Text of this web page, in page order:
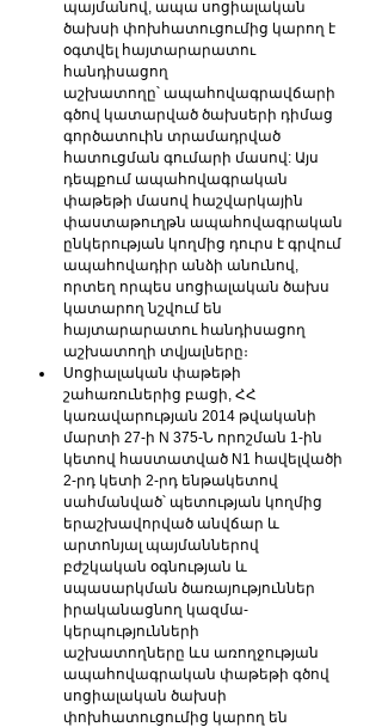
պայմանով, ապա սոցիալական
ծախսի փոխհատուցումից կարող է
օգտվել հայտարարատու
հանդիսացող
աշխատողը՝ ապահովագրավճարի
գծով կատարված ծախսերի դիմաց
գործա­տուին տրամադրված
հատուցման գումարի մասով: Այս
դեպքում ապահո­վագրական
փաթեթի մասով հաշվարկային
փաստաթուղթն ապահովագրական
ընկերութ­յան կողմից դուրս է գրվում
ապահովադիր անձի անունով,
որտեղ որպես սոցիալական ծախս
կատարող նշվում են
հայտարարատու հանդիսացող
աշխատողի տվյալները։
Սոցիալական փաթեթի
շահառուներից բացի, ՀՀ
կառավարության 2014 թվականի
մարտի 27-ի N 375-Ն որոշման 1-ին
կետով հաս­տատ­ված N1 հավելվածի
2-րդ կետի 2-րդ ենթակետով
սահմանված՝ պետության կողմից
երաշ­խավորված անվճար և
արտոնյալ պայ­մաններով
բժշկական օգնության և
սպասարկման ծառա­յություններ
իրականացնող կազ­մա­
կերպությունների
աշխատողները ևս առողջության
ապահովագրական փաթեթի գծով
սոցիալական ծախսի
փոխհատուցումից կարող են